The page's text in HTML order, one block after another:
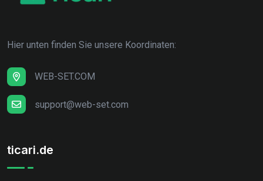
Hier unten finden Sie unsere Koordinaten:
WEB-SET.COM
support@web-set.com
ticari.de